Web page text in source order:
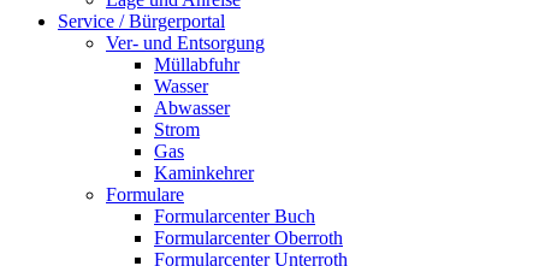
Service / Bürgerportal
Ver- und Entsorgung
Müllabfuhr
Wasser
Abwasser
Strom
Gas
Kaminkehrer
Formulare
Formularcenter Buch
Formularcenter Oberroth
Formularcenter Unterroth